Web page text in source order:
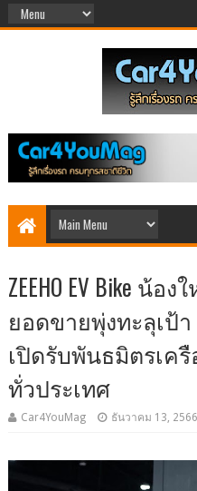
ZEEHO EV Bike น้อง
ยอดขายพุ่งทะลุเป้
เปิดรับพันธมิตรเค
ทั่วประเทศ
Car4YouMag ธันวาคม 13, 2566